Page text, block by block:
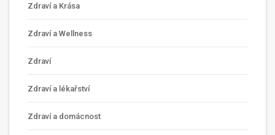
Zdraví a Krása
Zdraví a Wellness
Zdraví
Zdraví a lékařství
Zdraví a domácnost